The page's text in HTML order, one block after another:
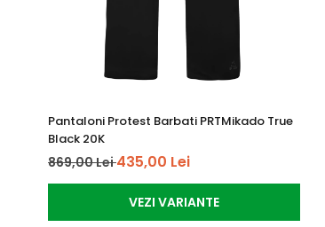
Pantaloni Protest Barbati PRTMikado True
Black 20K
869,00 Lei435,00 Lei
VEZI VARIANTE